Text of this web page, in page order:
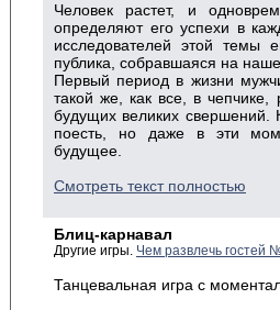
Человек растет, и
определяют его успехи в
исследователей этой
публика, собравшаяся на
Первый период в жизни
такой же, как все, в
будущих великих свершений.
поесть, но даже в эти
будущее.
Смотреть текст полностью
Блиц-карнавал
Другие игры. Чем развлечь гостей
Танцевальная игра с